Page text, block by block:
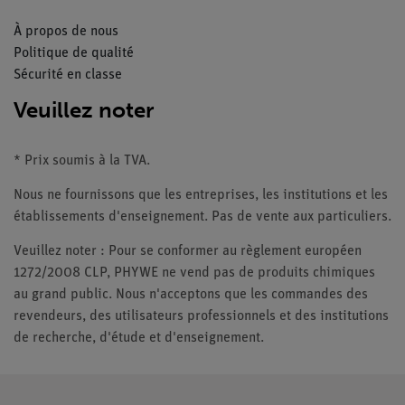
À propos de nous
Politique de qualité
Sécurité en classe
Veuillez noter
* Prix soumis à la TVA.
Nous ne fournissons que les entreprises, les institutions et les
établissements d'enseignement. Pas de vente aux particuliers.
Veuillez noter : Pour se conformer au règlement européen
1272/2008 CLP, PHYWE ne vend pas de produits chimiques
au grand public. Nous n'acceptons que les commandes des
revendeurs, des utilisateurs professionnels et des institutions
de recherche, d'étude et d'enseignement.